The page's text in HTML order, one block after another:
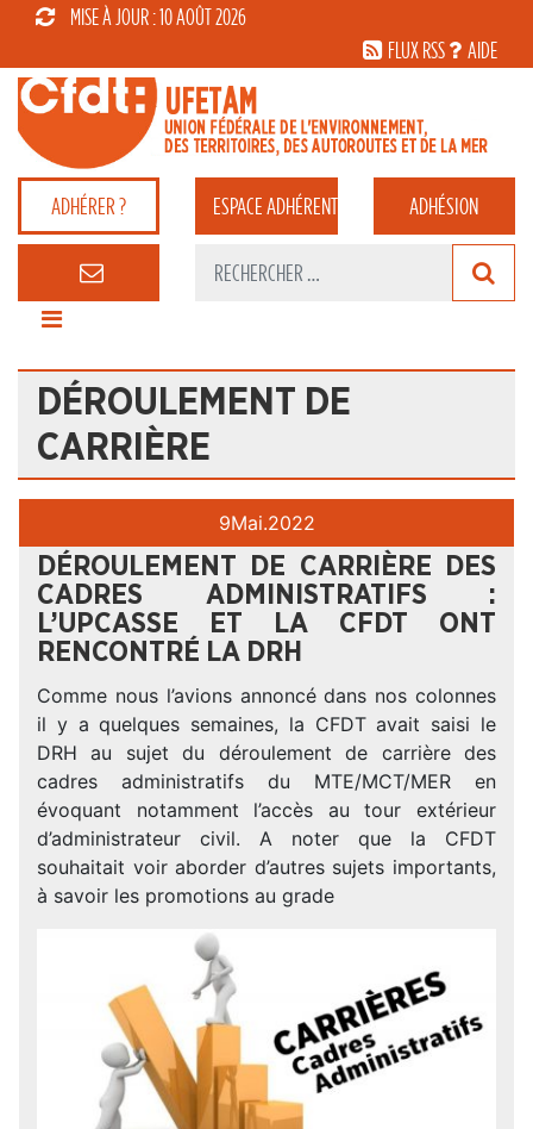
MISE À JOUR : 10 AOÛT 2026
FLUX RSS
AIDE
ADHÉRER ? ESPACEADHÉRENT ADHÉSION
DÉROULEMENT DE
CARRIÈRE
9Mai.2022
DÉROULEMENT DE CARRIÈRE DES
CADRES ADMINISTRATIFS :
L’UPCASSE ET LA CFDT ONT
RENCONTRÉ LA DRH
Comme nous l’avions annoncé dans nos colonnes
il y a quelques semaines, la CFDT avait saisi le
DRH au sujet du déroulement de carrière des
cadres administratifs du MTE/MCT/MER en
évoquant notamment l’accès au tour extérieur
d’administrateur civil. A noter que la CFDT
souhaitait voir aborder d’autres sujets importants,
à savoir les promotions au grade